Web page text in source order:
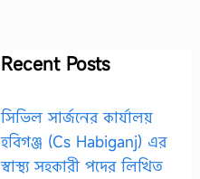
Recent Posts
সিভিল সার্জনের কার্যালয়
হবিগঞ্জ (Cs Habiganj) এর
স্বাস্থ্য সহকারী পদের লিখিত